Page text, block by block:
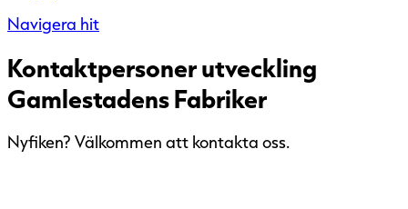
Navigera hit
Kontaktpersoner utveckling
Gamlestadens Fabriker
Nyfiken? Välkommen att kontakta oss.